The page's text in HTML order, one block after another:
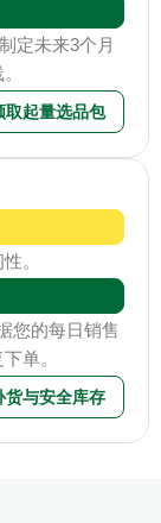
定未来3个月
取起量选品包
。
您的每日销售
单。
货与安全库存